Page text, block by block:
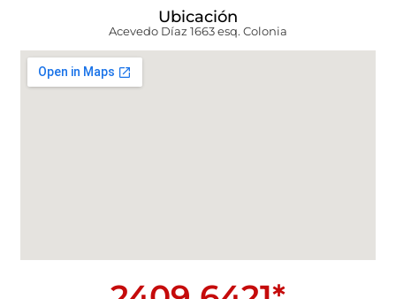
Ubicación
Acevedo Díaz 1663 esq. Colonia